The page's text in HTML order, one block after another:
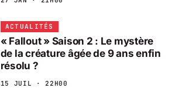
ACTUALITÉS
« Fallout » Saison 2 : Le mystère
de la créature âgée de 9 ans enfin
résolu ?
15 JUIL · 22H00